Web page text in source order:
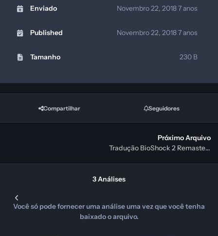
Enviado Novembro 22, 20187 anos
Published Novembro 22, 20187 anos
Tamanho 230 B
Compartilhar Seguidores
Próximo Arquivo
Tradução BioShock 2 Remastered PT-BR
3 Análises
Você só pode fornecer uma análise uma vez que você tenha
baixado o arquivo.